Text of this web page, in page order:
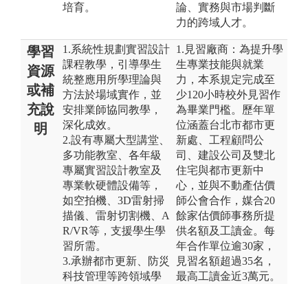
培育。
論、實務與市場判斷
力的跨域人才。
學習
資源
或補
充說
明
1.系統性規劃實習設計
課程教學，引導學生
統整應用所學理論與
方法於場域實作，並
安排業師協同教學，
深化成效。
2.設有專屬大型講堂、
多功能教室、各年級
專屬實習設計教室及
專業軟硬體設備等，
如空拍機、3D雷射掃
描儀、雷射切割機、A
R/VR等，支援學生學
習所需。
3.承辦都市更新、防災
科技管理等跨領域學
1.見習廠商：為提升學
生專業技能與就業
力，本系規定完成至
少120小時校外見習作
為畢業門檻。歷年單
位涵蓋台北市都市更
新處、工程顧問公
司、建設公司及雙北
住宅與都市更新中
心，並與不動產估價
師公會合作，媒合20
餘家估價師事務所提
供名額及工讀金。每
年合作單位逾30家，
見習名額超過35名，
最高工讀金近3萬元。